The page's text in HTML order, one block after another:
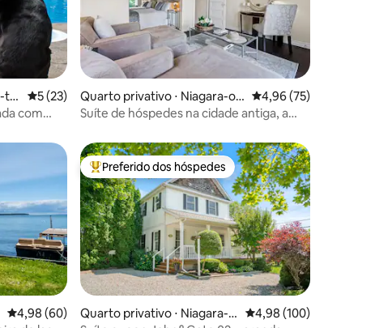
th
5 de uma avaliação média de 5, 23 avaliações
5 (23)
com
Quarto privativo ⋅ Niagara-on
-the-Lake
4,96 de uma
4,96 (75)
Suíte de hóspedes na cidade antiga, a
hóspedes
4,98 de uma avaliação média de 5, 60 avaliações
4,98 (60)
Entre os melhores preferidos dos hóspedes
Preferido dos hóspedes
Quarto privativo ⋅ Niagara-o
4,98 de uma avaliação
4,98 (100)